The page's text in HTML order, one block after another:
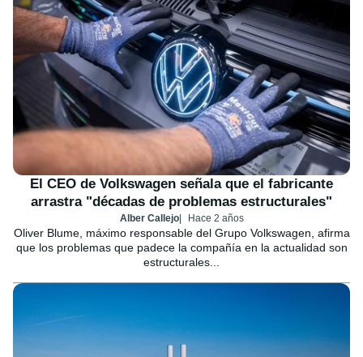
El CEO de Volkswagen señala que el fabricante
arrastra "décadas de problemas estructurales"
Alber Callejo Hace 2 años
Oliver Blume, máximo responsable del Grupo Volkswagen, afirma
que los problemas que padece la compañía en la actualidad son
estructurales...